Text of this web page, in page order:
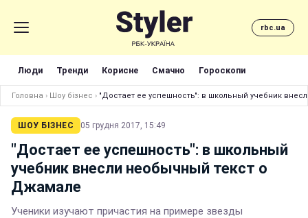
rbc.ua
Люди Тренди Корисне Смачно Гороскопи
Головна › Шоу бізнес › "Достает ее успешность": в школьный учебник
ШОУ БІЗНЕС 05 грудня 2017, 15:49
"Достает ее успешность": в школьный
учебник внесли необычный текст о
Джамале
Ученики изучают причастия на примере звезды